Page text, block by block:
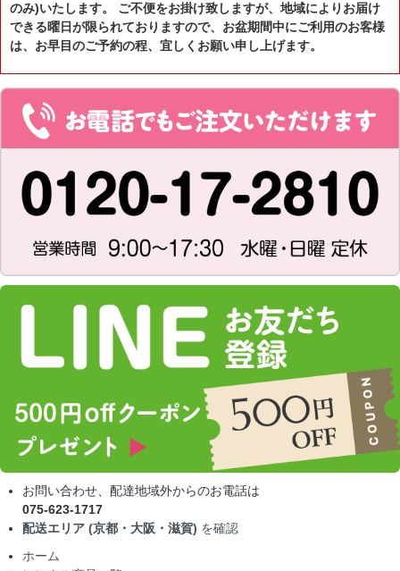
のみ)いたします。 ご不便をお掛け致しますが、地域によりお届け
できる曜日が限られておりますので、お盆期間中にご利用のお客様
は、お早目のご予約の程、宜しくお願い申し上げます。
お問い合わせ、配達地域外からのお電話は
075-623-1717
配送エリア (京都・大阪・滋賀) を確認
ホーム